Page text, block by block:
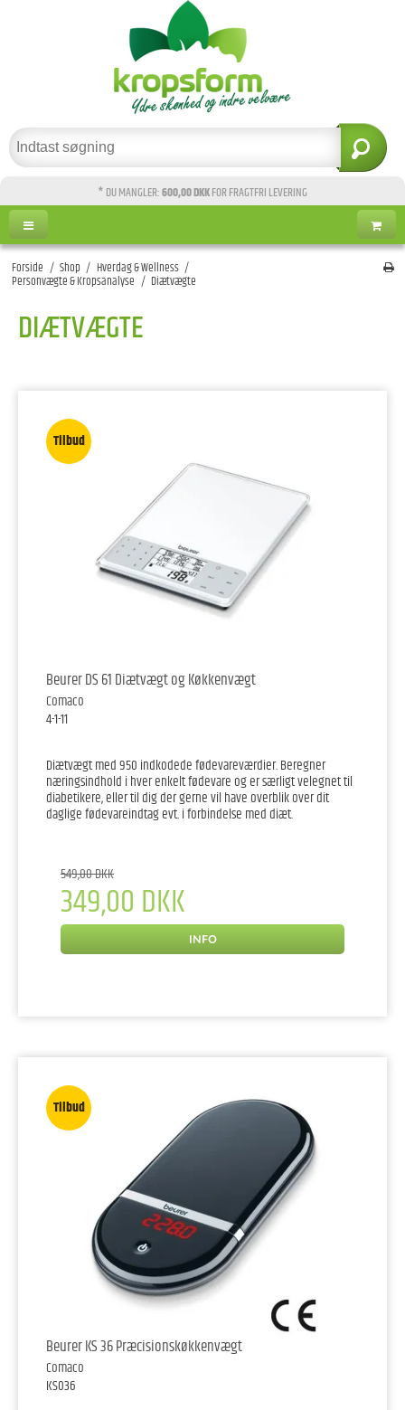
* DU MANGLER:600,00 DKKFOR FRAGTFRI LEVERING
Forside / Shop / Hverdag & Wellness /
Personvægte & Kropsanalyse / Diætvægte
DIÆTVÆGTE
Tilbud
Beurer DS 61 Diætvægt og Køkkenvægt
Comaco
4-1-11
Diætvægt med 950 indkodede fødevareværdier. Beregner
næringsindhold i hver enkelt fødevare og er særligt velegnet til
diabetikere, eller til dig der gerne vil have overblik over dit
daglige fødevareindtag evt. i forbindelse med diæt.
549,00 DKK
349,00 DKK
INFO
Tilbud
Beurer KS 36 Præcisionskøkkenvægt
Comaco
KS036